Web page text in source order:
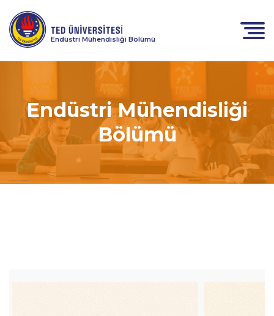
Endüstri Mühendisliği Bölümü
Endüstri Mühendisliği
Bölümü